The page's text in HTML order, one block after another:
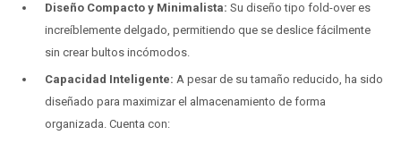
Diseño Compacto y Minimalista: Su diseño tipo fold-over es
increíblemente delgado, permitiendo que se deslice fácilmente
sin crear bultos incómodos.
Capacidad Inteligente: A pesar de su tamaño reducido, ha sido
diseñado para maximizar el almacenamiento de forma
organizada. Cuenta con: